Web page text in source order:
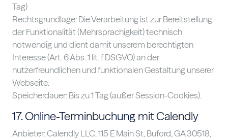
Tag)
Rechtsgrundlage: Die Verarbeitung ist zur Bereitstellung
der Funktionalität (Mehrsprachigkeit) technisch
notwendig und dient damit unserem berechtigten
Interesse (Art. 6 Abs. 1 lit. f DSGVO) an der
nutzerfreundlichen und funktionalen Gestaltung unserer
Webseite.
Speicherdauer: Bis zu 1 Tag (außer Session-Cookies).
17. Online-Terminbuchung mit Calendly
Anbieter: Calendly LLC, 115 E Main St, Buford, GA 30518,